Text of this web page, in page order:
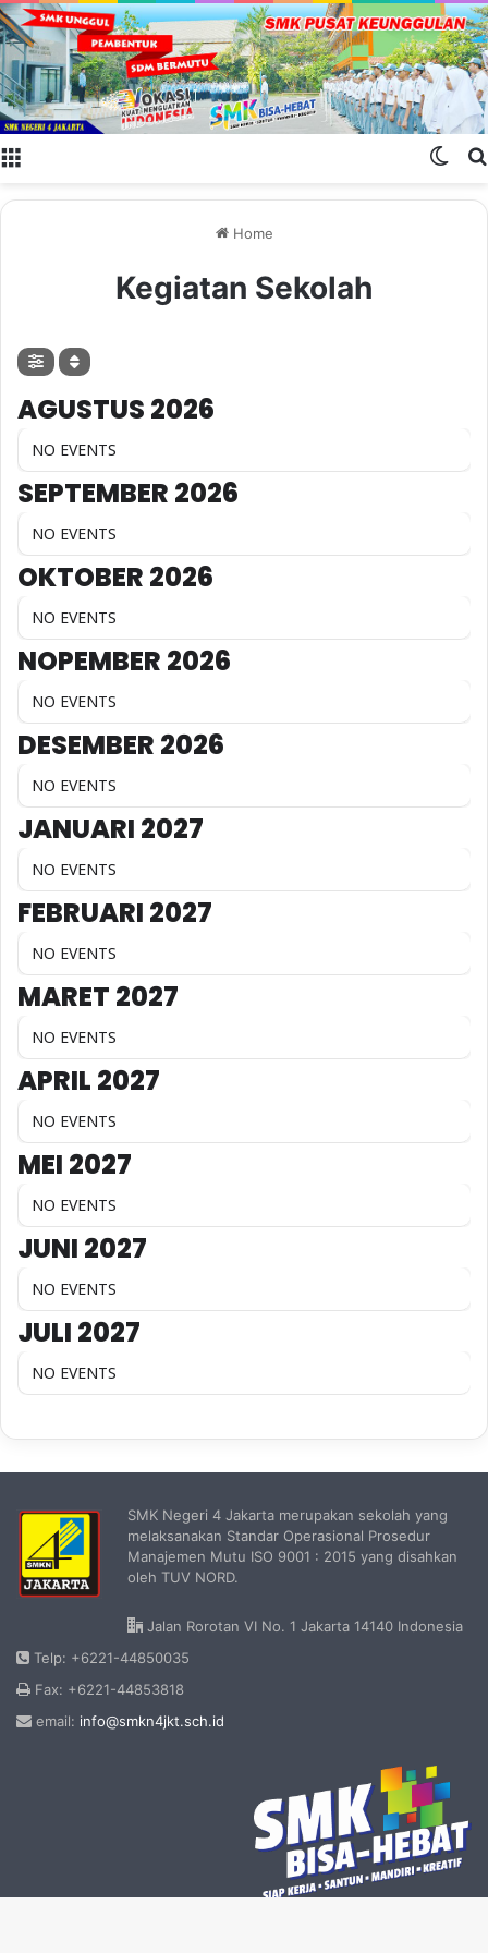
Home
Kegiatan Sekolah
AGUSTUS 2026
NO EVENTS
SEPTEMBER 2026
NO EVENTS
OKTOBER 2026
NO EVENTS
NOPEMBER 2026
NO EVENTS
DESEMBER 2026
NO EVENTS
JANUARI 2027
NO EVENTS
FEBRUARI 2027
NO EVENTS
MARET 2027
NO EVENTS
APRIL 2027
NO EVENTS
MEI 2027
NO EVENTS
JUNI 2027
NO EVENTS
JULI 2027
NO EVENTS
SMK Negeri 4 Jakarta merupakan sekolah yang
melaksanakan Standar Operasional Prosedur
Manajemen Mutu ISO 9001 : 2015 yang disahkan
oleh TUV NORD.
Jalan Rorotan VI No. 1 Jakarta 14140 Indonesia
Telp: +6221-44850035
Fax: +6221-44853818
email: info@smkn4jkt.sch.id